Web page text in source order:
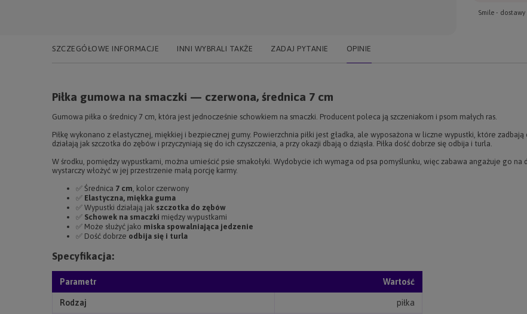
Smile -
SZCZEGÓŁOWE INFORMACJE INNI WYBRALI TAKŻE ZADAJ PYTANIE OPINIE
Piłka gumowa na smaczki — czerwona, średnica 7 cm
Gumowa piłka o średnicy 7 cm, która jest jednocześnie schowkiem na smaczki. Producent poleca ją szczeniakom i psom małych ras.
Piłkę wykonano z elastycznej, miękkiej i bezpiecznej gumy. Powierzchnia piłki jest gładka, ale wyposażona w liczne wypustki, które zadbają
działają jak szczotka do zębów i przyczyniają się do ich czyszczenia, a przy okazji dbają o dziąsła. Piłka dość dobrze się odbija i turla.
W środku, pomiędzy wypustkami, można umieścić psie smakołyki. Wydobycie ich wymaga od psa pomyślunku, więc zabawa angażuje go na
wystarczy włożyć w jej przestrzenie małą porcję karmy.
✅ Średnica 7 cm , kolor czerwony
✅ Elastyczna, miękka guma
✅ Wypustki działają jak szczotka do zębów
✅ Schowek na smaczki między wypustkami
✅ Może służyć jako miska spowalniająca jedzenie
✅ Dość dobrze odbija się i turla
Specyfikacja:
Parametr Wartość
Rodzaj piłka